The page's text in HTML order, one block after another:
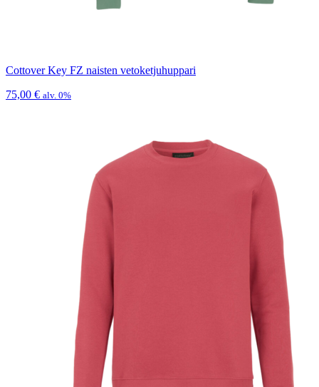
Cottover Key FZ naisten vetoketjuhuppari
75,00 € alv. 0%